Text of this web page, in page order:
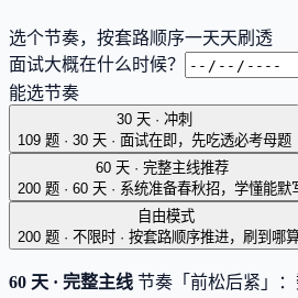
选个节奏，按套路顺序一天天刷透
面试大概在什么时候？
能选节奏
30 天 · 冲刺
109 题 · 30 天 · 面试在即，先吃透必考母题
60 天 · 完整主线推荐
200 题 · 60 天 · 系统准备春秋招，学懂能默
自由模式
200 题 · 不限时 · 按套路顺序推进，刷到哪
60 天 · 完整主线 节奏「前松后紧」